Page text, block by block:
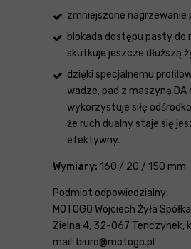
zmniejszone nagrzewanie
blokada dostępu pasty do
skutkuje jeszcze dłuższą
dzięki specjalnemu
wadze, pad z maszyną
wykorzystuje siłę
że ruch dualny staje się
efektywny.
Wymiary: 160 / 20 / 150 mm
Podmiot odpowiedzialny:
MOTOGO Wojciech Żyła
Zielna 4, 32-067 Tenczynek,
mail: biuro@motogo.pl